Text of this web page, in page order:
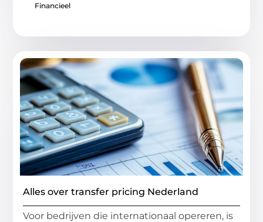
Financieel
Alles over transfer pricing Nederland
Voor bedrijven die internationaal opereren, is